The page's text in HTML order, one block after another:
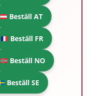
Beställ AT
Beställ FR
Beställ NO
Beställ SE